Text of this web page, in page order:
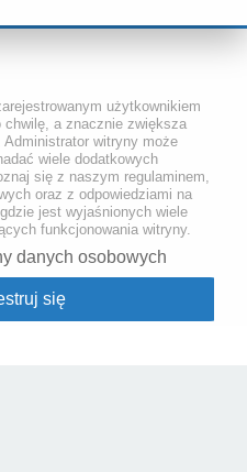
użytkownikiem
a znacznie zwiększa
witryny może
wiele dodatkowych
się z naszym regulaminem,
oraz z odpowiedziami na
jest wyjaśnionych wiele
funkcjonowania witryny.
danych osobowych
się